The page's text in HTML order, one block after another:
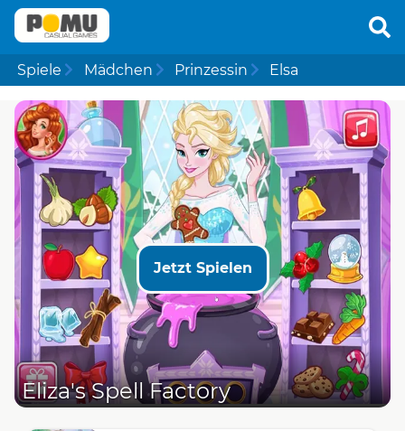
Spiele Mädchen Prinzessin Elsa
Jetzt Spielen
Eliza's Spell Factory